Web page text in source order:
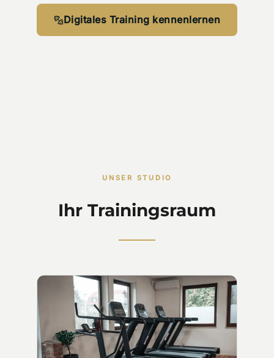
Digitales Training kennenlernen
UNSER STUDIO
Ihr Trainingsraum